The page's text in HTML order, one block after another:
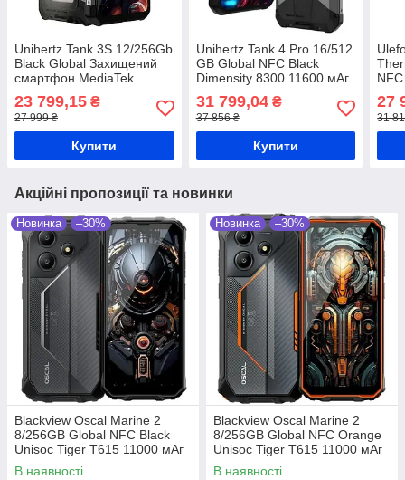
Unihertz Tank 3S 12/256Gb
Black Global Захищений
смартфон MediaTek
Dimensity 8200 Ultra 15600
мАг
23 799,15 ₴
27 999 ₴
Купити
Unihertz Tank 4 Pro 16/512
GB Global NFC Black
Dimensity 8300 11600 мАг
Захищений смартфон
31 799,04₴
37 856 ₴
Купити
27
31
Акційні пропозиції та новинки
Новинка –30%
Blackview Oscal Marine 2
8/256GB Global NFC Black
Unisoc Tiger T615 11000 мАг
Захищений смартфон
В наявності
Новинка –30%
Blackview Oscal Marine 2
8/256GB Global NFC Orange
Unisoc Tiger T615 11000 мАг
Захищений смартфон
В наявності